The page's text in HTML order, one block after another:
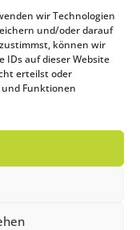
wir Technologien
und/oder darauf
können wir
IDs auf dieser Website
erteilst oder
Funktionen
tröstendes
dessen
den Tag Revue
Sie heute
Tag mit einem